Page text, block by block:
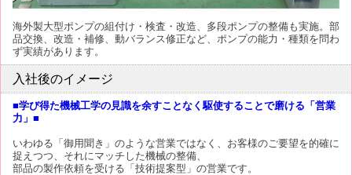
海外製大型ポンプの組付け・検査・改造、多段ポンプの整備も実施。部
品交換、改造・補修、動バランス修正など、ポンプの能力・種類を問わ
ず実績があります。
入社後のイメージ
■学び得た機械工学の見識を余すことなく駆使することで磨ける「営業
力」■
いわゆる「御用聞き」のような営業ではなく、お客様のご要望を的確に
捉えつつ、それにマッチした機械の整備、
部品の製作依頼を受ける「技術提案型」の営業です。